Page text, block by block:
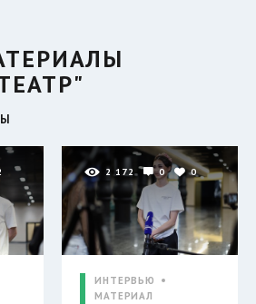
2 172 0 0
ИНТЕРВЬЮ
МАТЕРИАЛ